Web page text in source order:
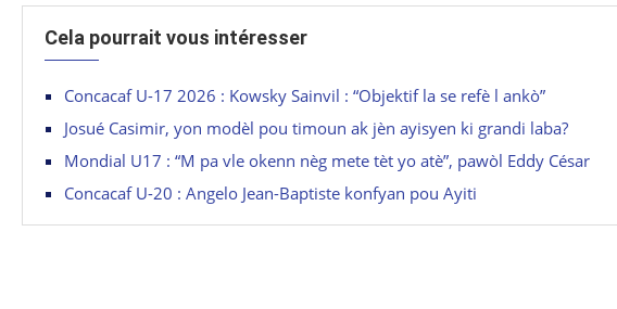
Cela pourrait vous intéresser
Concacaf U-17 2026 : Kowsky Sainvil : “Objektif la se refè l ankò”
Josué Casimir, yon modèl pou timoun ak jèn ayisyen ki grandi laba?
Mondial U17 : “M pa vle okenn nèg mete tèt yo atè”, pawòl Eddy César
Concacaf U-20 : Angelo Jean-Baptiste konfyan pou Ayiti